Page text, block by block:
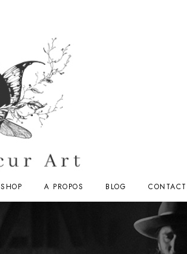
SHOP A PROPOS BLOG CONTACT